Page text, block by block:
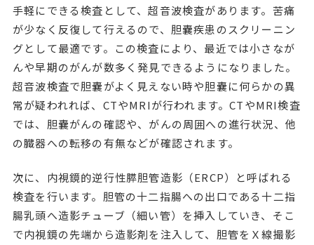
手軽にできる検査として、超音波検査があります。苦痛
が少なく反復して行えるので、胆嚢疾患のスクリーニン
グとして最適です。この検査により、最近では小さなが
んや早期のがんが数多く発見できるようになりました。
超音波検査で胆嚢がよく見えない時や胆嚢に何らかの異
常が疑われれば、CTやMRIが行われます。CTやMRI検査
では、胆嚢がんの確認や、がんの周囲への進行状況、他
の臓器への転移の有無などが確認されます。
次に、内視鏡的逆行性膵胆管造影（ERCP）と呼ばれる
検査を行います。胆管の十二指腸への出口である十二指
腸乳頭へ造影チューブ（細い管）を挿入していき、そこ
で内視鏡の先端から造影剤を注入して、胆管をＸ線撮影